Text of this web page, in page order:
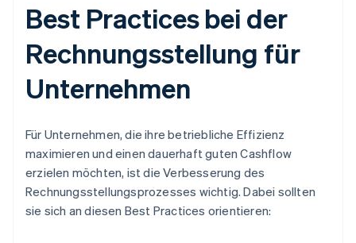
Best Practices bei der
Rechnungsstellung für
Unternehmen
Für Unternehmen, die ihre betriebliche Effizienz
maximieren und einen dauerhaft guten Cashflow
erzielen möchten, ist die Verbesserung des
Rechnungsstellungsprozesses wichtig. Dabei sollten
sie sich an diesen Best Practices orientieren: